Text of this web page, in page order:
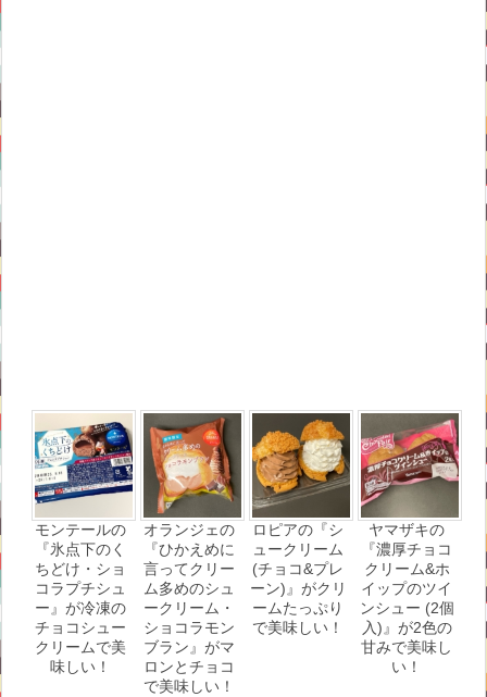
モンテールの
『氷点下のく
ちどけ・ショ
コラプチシュ
ー』が冷凍の
チョコシュー
クリームで美
味しい！
オランジェの
『ひかえめに
言ってクリー
ム多めのシュ
ークリーム・
ショコラモン
ブラン』がマ
ロンとチョコ
で美味しい！
ロピアの『シ
ュークリーム
(チョコ&プレ
ーン)』がクリ
ームたっぷり
で美味しい！
ヤマザキの
『濃厚チョコ
クリーム&ホ
イップのツイ
ンシュー (2個
入)』が2色の
甘みで美味し
い！